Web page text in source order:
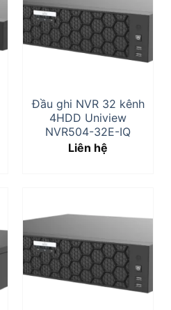
Đầu ghi NVR 32 kênh
4HDD Uniview
NVR504-32E-IQ
Liên hệ